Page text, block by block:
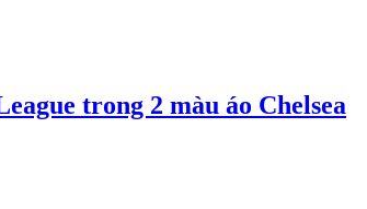
trong 2 màu áo Chelsea